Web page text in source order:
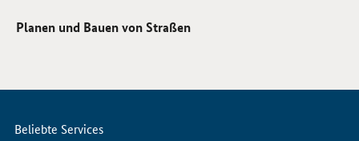
Planen und Bauen von Straßen
Servicemenü
Beliebte Services